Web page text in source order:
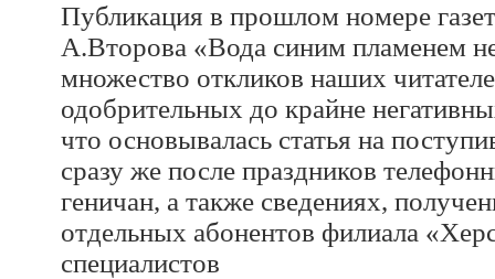
Публикация в прошлом номере
А.Второва «Вода синим пламенем
множество откликов наших
одобрительных до крайне
что основывалась статья на
сразу же после праздников
геничан, а также сведениях,
отдельных абонентов филиала
специалистов